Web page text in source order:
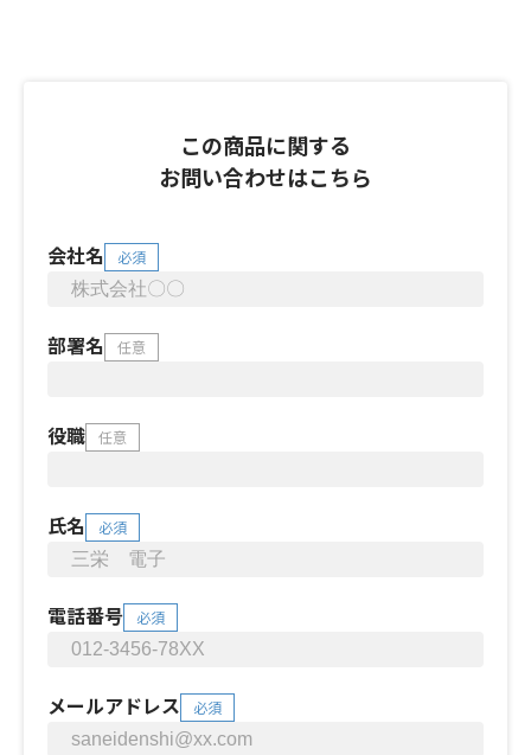
この商品に関する
お問い合わせはこちら
会社名 必須
部署名 任意
役職 任意
氏名 必須
電話番号 必須
メールアドレス 必須